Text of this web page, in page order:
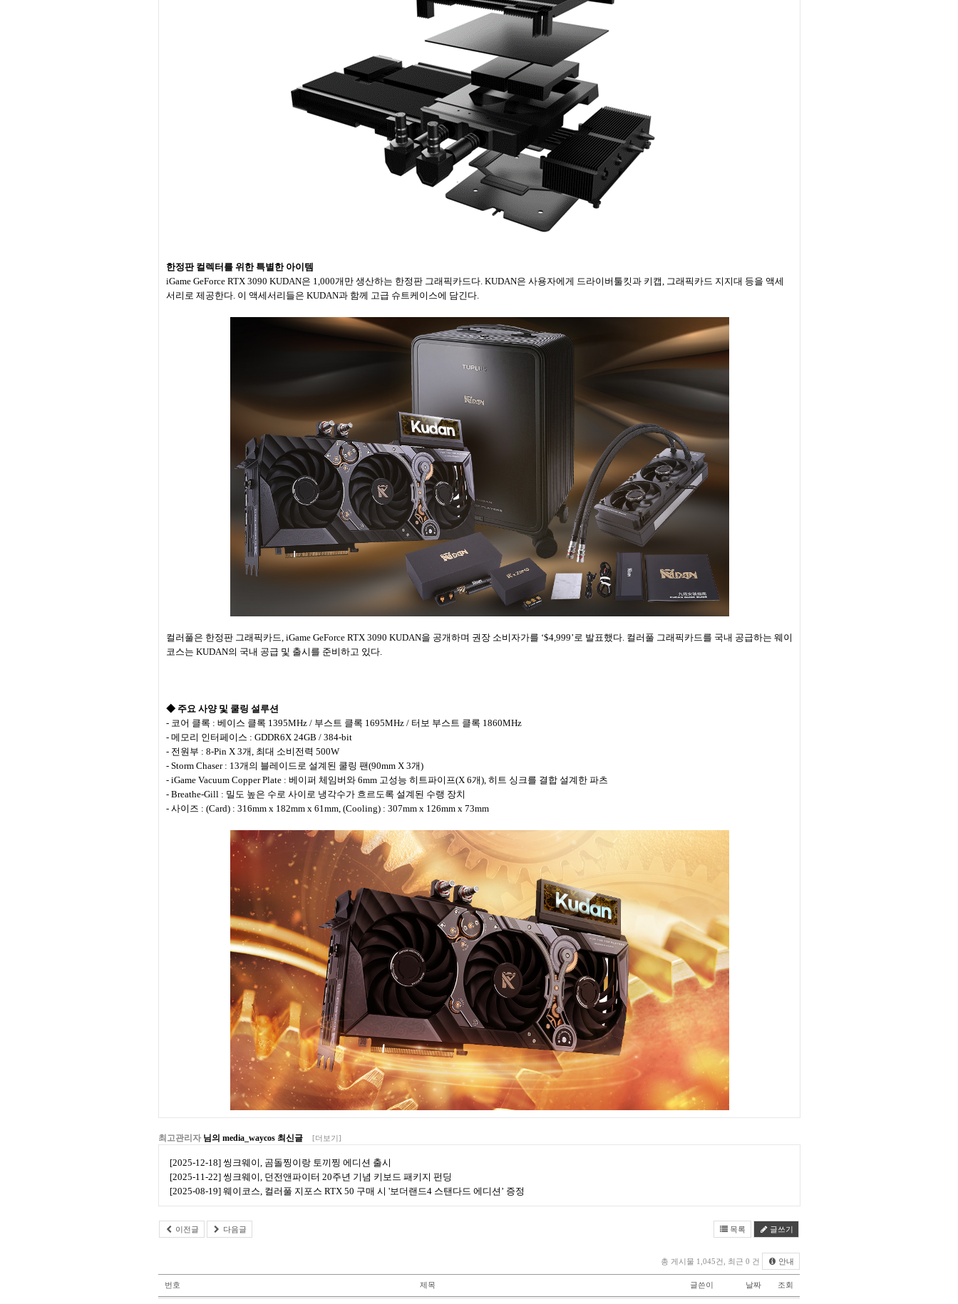
한정판 컬렉터를 위한 특별한 아이템
iGame GeForce RTX 3090 KUDAN은 1,000개만 생산하는 한정판 그래픽카드다. KUDAN은 사용자에게 드라이버툴킷과 키캡, 그래픽카드 지지대 등을 액세
서리로 제공한다. 이 액세서리들은 KUDAN과 함께 고급 슈트케이스에 담긴다.
컬러풀은 한정판 그래픽카드, iGame GeForce RTX 3090 KUDAN을 공개하며 권장 소비자가를 ‘$4,999’로 발표했다. 컬러풀 그래픽카드를 국내 공급하는 웨이
코스는 KUDAN의 국내 공급 및 출시를 준비하고 있다.
◆ 주요 사양 및 쿨링 설루션
- 코어 클록 : 베이스 클록 1395MHz / 부스트 클록 1695MHz / 터보 부스트 클록 1860MHz
- 메모리 인터페이스 : GDDR6X 24GB / 384-bit
- 전원부 : 8-Pin X 3개, 최대 소비전력 500W
- Storm Chaser : 13개의 블레이드로 설계된 쿨링 팬(90mm X 3개)
- iGame Vacuum Copper Plate : 베이퍼 체임버와 6mm 고성능 히트파이프(X 6개), 히트 싱크를 결합 설계한 파츠
- Breathe-Gill : 밀도 높은 수로 사이로 냉각수가 흐르도록 설계된 수랭 장치
- 사이즈 : (Card) : 316mm x 182mm x 61mm, (Cooling) : 307mm x 126mm x 73mm
최고관리자 님의 media_waycos 최신글 [더보기]
[2025-12-18] 씽크웨이, 곰돌찡이랑 토끼찡 에디션 출시
[2025-11-22] 씽크웨이, 던전앤파이터 20주년 기념 키보드 패키지 펀딩
[2025-08-19] 웨이코스, 컬러풀 지포스 RTX 50 구매 시 '보더랜드4 스탠다드 에디션’ 증정
이전글 다음글 목록 글쓰기
총 게시물 1,045건, 최근 0 건 안내
번호 제목 글쓴이 날짜 조회